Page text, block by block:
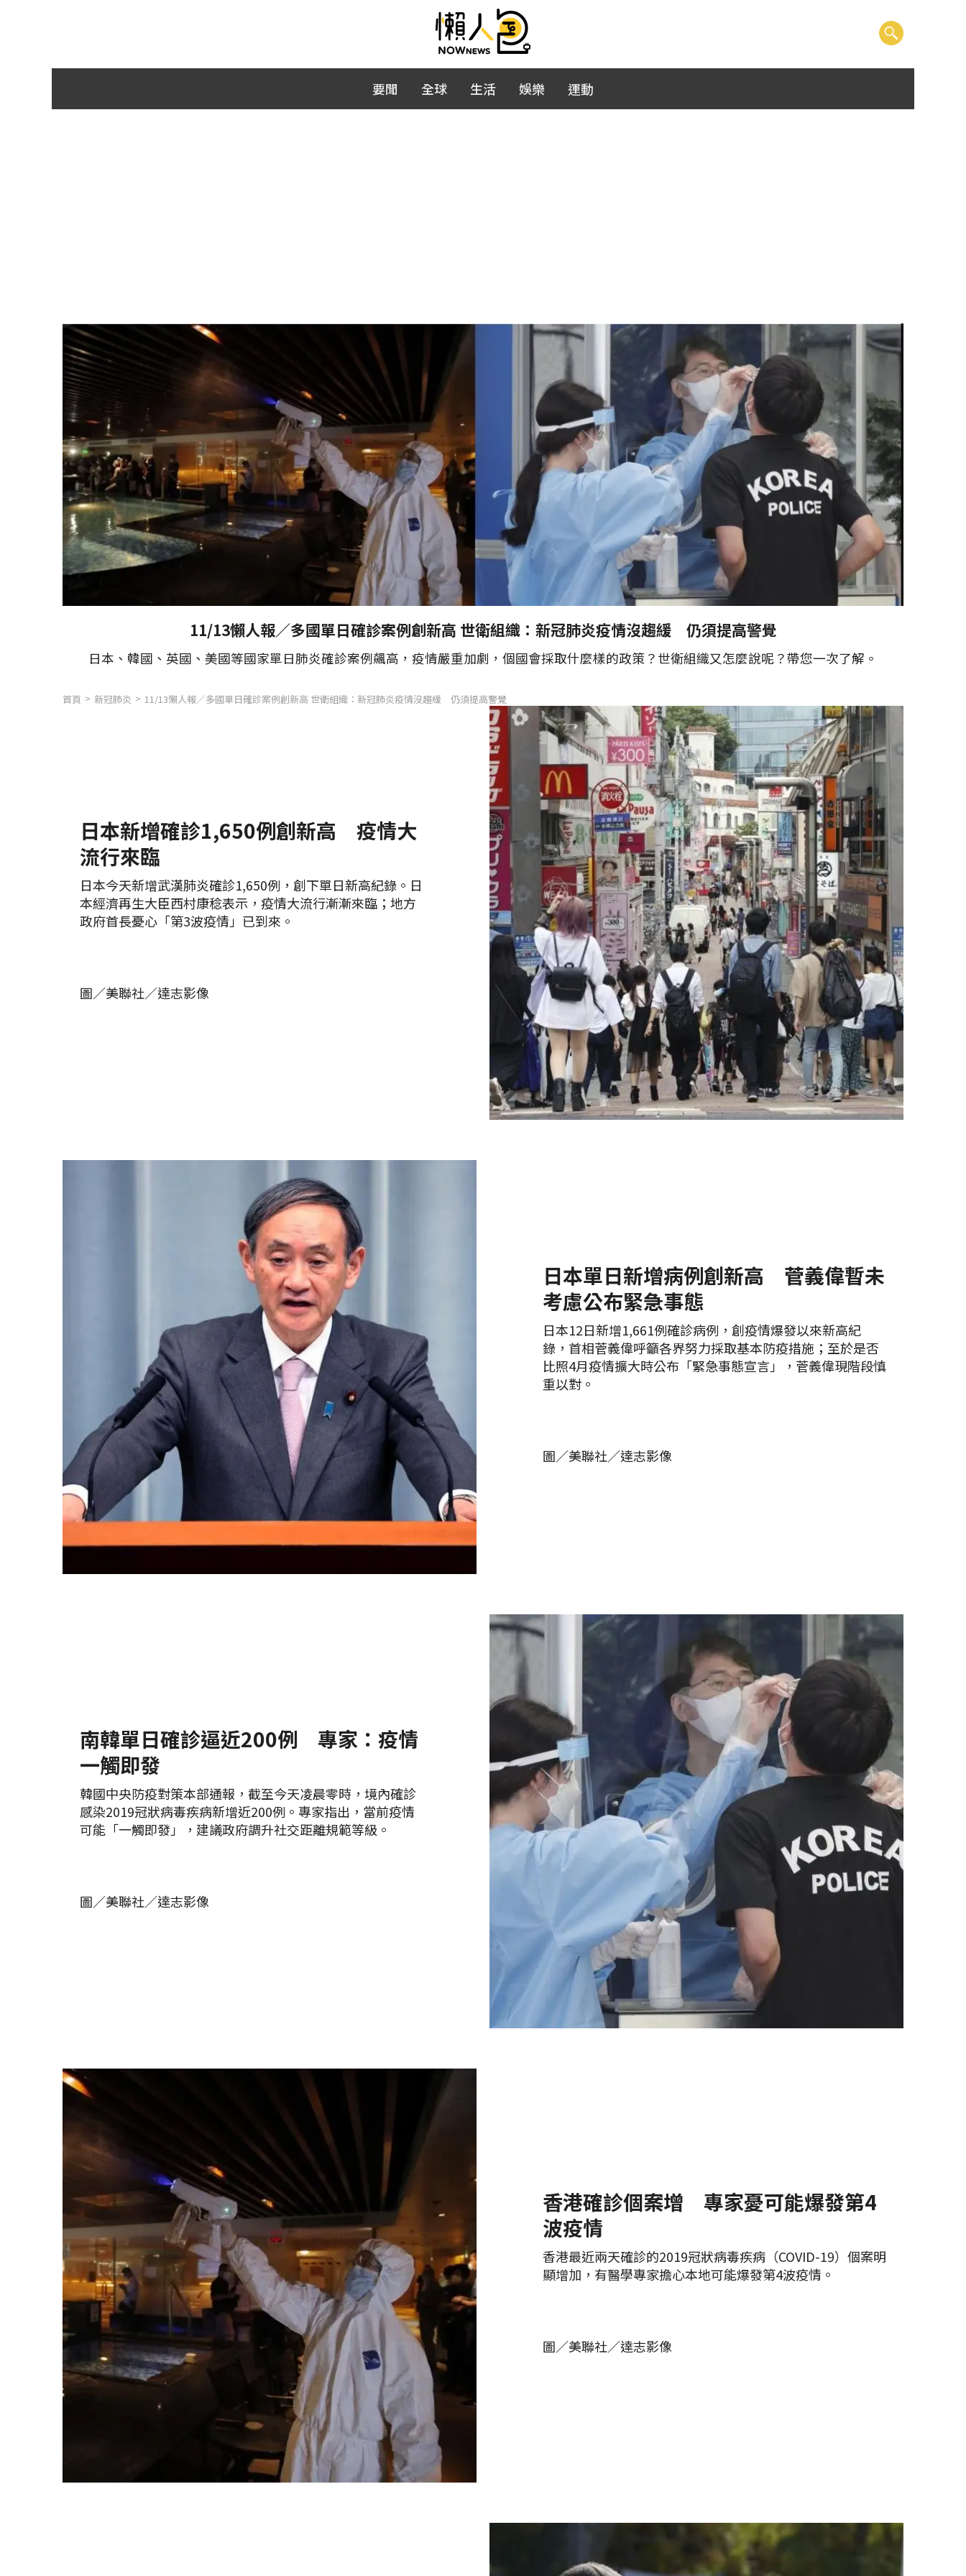
要聞 全球 生活 娛樂 運動
11/13懶人報／多國單日確診案例創新高 世衛組織：新冠肺炎疫情沒趨緩 仍須提高警覺
日本、韓國、英國、美國等國家單日肺炎確診案例飆高，疫情嚴重加劇，個國會採取什麼樣的政策？世衛組織又怎麼說呢？帶您一次了解。
首頁 新冠肺炎 11/13懶人報／多國單日確診案例創新高 世衛組織：新冠肺炎疫情沒趨緩 仍須提高警覺
日本新增確診1,650例創新高 疫情大
流行來臨
日本今天新增武漢肺炎確診1,650例，創下單日新高紀錄。日
本經濟再生大臣西村康稔表示，疫情大流行漸漸來臨；地方
政府首長憂心「第3波疫情」已到來。
圖／美聯社／達志影像
日本單日新增病例創新高 菅義偉暫未
考慮公布緊急事態
日本12日新增1,661例確診病例，創疫情爆發以來新高紀
錄，首相菅義偉呼籲各界努力採取基本防疫措施；至於是否
比照4月疫情擴大時公布「緊急事態宣言」，菅義偉現階段慎
重以對。
圖／美聯社／達志影像
南韓單日確診逼近200例 專家：疫情
一觸即發
韓國中央防疫對策本部通報，截至今天凌晨零時，境內確診
感染2019冠狀病毒疾病新增近200例。專家指出，當前疫情
可能「一觸即發」，建議政府調升社交距離規範等級。
圖／美聯社／達志影像
香港確診個案增 專家憂可能爆發第4
波疫情
香港最近兩天確診的2019冠狀病毒疾病（COVID-19）個案明
顯增加，有醫學專家擔心本地可能爆發第4波疫情。
圖／美聯社／達志影像